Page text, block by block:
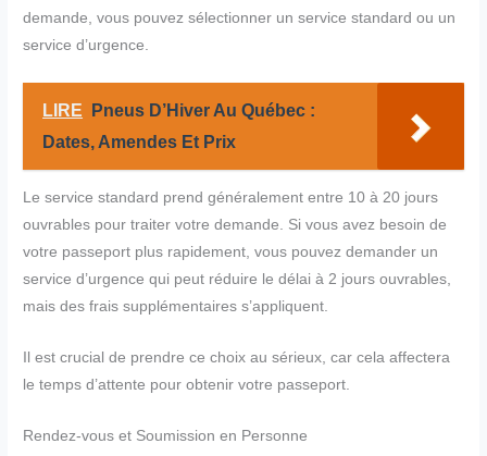
demande, vous pouvez sélectionner un service standard ou un
service d’urgence.
LIRE
Pneus D’Hiver Au Québec :
Dates, Amendes Et Prix
Le service standard prend généralement entre 10 à 20 jours
ouvrables pour traiter votre demande. Si vous avez besoin de
votre passeport plus rapidement, vous pouvez demander un
service d’urgence qui peut réduire le délai à 2 jours ouvrables,
mais des frais supplémentaires s’appliquent.
Il est crucial de prendre ce choix au sérieux, car cela affectera
le temps d’attente pour obtenir votre passeport.
Rendez-vous et Soumission en Personne